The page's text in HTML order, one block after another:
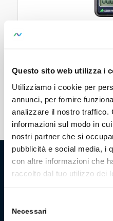
Questo sito web utilizza i
Utilizziamo i cookie per
annunci, per fornire
analizzare il nostro traffico.
informazioni sul modo in
nostri partner che si
pubblicità e social media, i
con altre informazioni che
raccolto dal tuo utilizzo dei
delNecessari
CHI SIAMO
settore della misura e del